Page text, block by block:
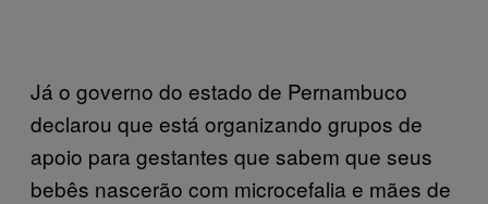
Já o governo do estado de Pernambuco
declarou que está organizando grupos de
apoio para gestantes que sabem que seus
bebês nascerão com microcefalia e mães de